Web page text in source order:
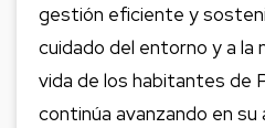
gestión eficiente y
cuidado del entorno y a la
vida de los habitantes de
continúa avanzando en